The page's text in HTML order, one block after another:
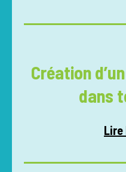
Création
dans
Lire